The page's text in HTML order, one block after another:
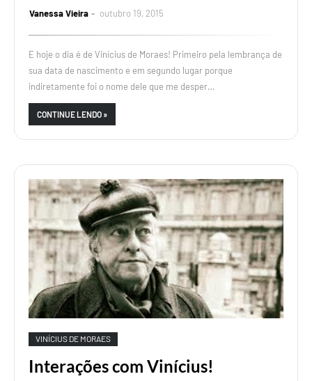
Vanessa Vieira outubro 19, 2015
E hoje o dia é de Vinícius de Moraes! Primeiro pela lembrança de
sua data de nascimento e em segundo lugar porque
indiretamente foi o nome dele que me desper…
CONTINUE LENDO »
VINÍCIUS DE MORAES
Interações com Vinícius!